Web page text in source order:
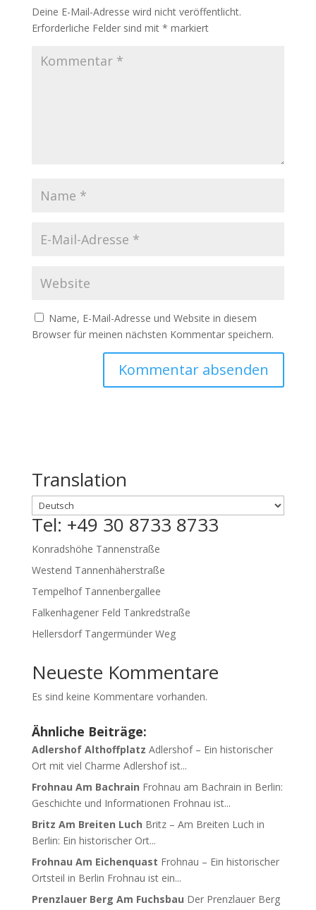
Deine E-Mail-Adresse wird nicht veröffentlicht.
Erforderliche Felder sind mit * markiert
Name, E-Mail-Adresse und Website in diesem
Browser für meinen nächsten Kommentar speichern.
Translation
Tel: +49 30 8733 8733
Konradshöhe Tannenstraße
Westend Tannenhäherstraße
Tempelhof Tannenbergallee
Falkenhagener Feld Tankredstraße
Hellersdorf Tangermünder Weg
Neueste Kommentare
Es sind keine Kommentare vorhanden.
Ähnliche Beiträge:
Adlershof Althoffplatz Adlershof – Ein historischer
Ort mit viel Charme Adlershof ist...
Frohnau Am Bachrain Frohnau am Bachrain in Berlin:
Geschichte und Informationen Frohnau ist...
Britz Am Breiten Luch Britz – Am Breiten Luch in
Berlin: Ein historischer Ort...
Frohnau Am Eichenquast Frohnau – Ein historischer
Ortsteil in Berlin Frohnau ist ein...
Prenzlauer Berg Am Fuchsbau Der Prenzlauer Berg